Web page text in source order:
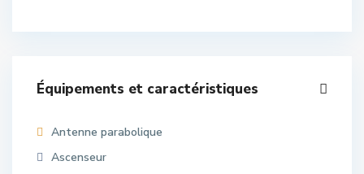
Équipements et caractéristiques
Antenne parabolique
Ascenseur